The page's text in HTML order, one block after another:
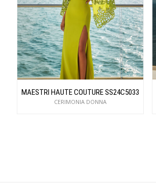
MAESTRI HAUTE COUTURE SS24C5033
CERIMONIA DONNA